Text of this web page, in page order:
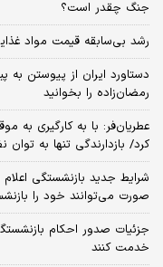
جنگ چقدر است؟
رشد بی‌سابقه قیمت مواد غذایی در
دستاورد ایران از پیوستن به
رمضان‌زاده را بخوانید
عطریان‌فر: با به کارگیری به
کرد/ بازدارندگی تنها به
شرایط جدید بازنشستگی
صورت می‌توانند خود را
خدمت کنند